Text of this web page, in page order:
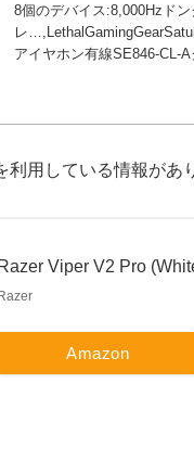
8個のデバイス:8,000Hzド
レ
アイヤホン有線SE846-CL-
用している情報があ
Razer Viper V2 Pro
Razer
Amazon